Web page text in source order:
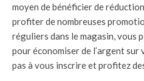
moyen de bénéficier de
profiter de nombreuses
réguliers dans le magasin, vous
pour économiser de l’argent sur
pas à vous inscrire et profitez